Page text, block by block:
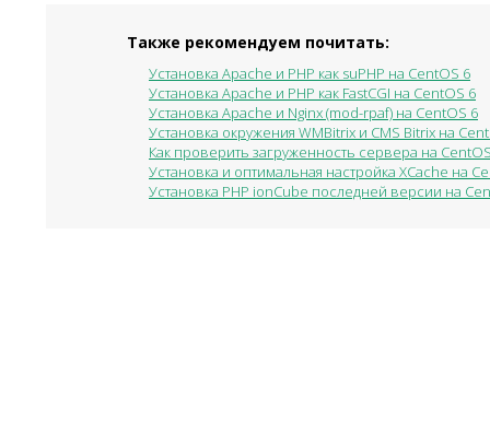
Также рекомендуем почитать:
Установка Apache и PHP как suPHP на CentOS 6
Установка Apache и PHP как FastCGI на CentOS 6
Установка Apache и Nginx (mod-rpaf) на CentOS 6
Установка окружения WMBitrix и CMS Bitrix на
Как проверить загруженность сервера на
Установка и оптимальная настройка XCache на
Установка PHP ionCube последней версии на